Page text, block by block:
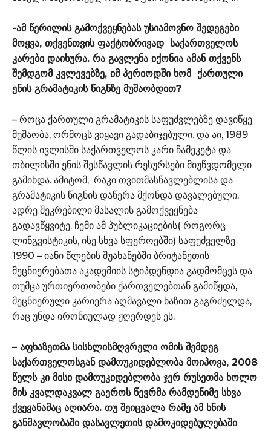
-ამ წერილის გამოქვეყნებას უსიამოვნო შედეგები
მოყვა, თქვენთვის ფაქტობრივად საქართველოს
კარები დაიხურა. რა გავლენა იქონია ამან თქვენს
შემდგომ კვლევებზე, იმ პერიოდში ხომ ქართული
ენის გრამატიკის წიგნზე მუშაობდით?
– როცა ქართული გრამატიკის საფუძვლებზე დავიწყე
მუშაობა, ორმოცს ვიყავი გადაბიჯებული. და აი, 1989
წლის ივლისში საქართველოს კარი ჩამეკეტა და
თბილისში ენის შესწავლის რესურსები მიუწვდომელი
გამიხდა. ამიტომ, რაკი თვითმასწავლებლისა და
გრამატიკის წიგნის დაწერა მქონდა დავალებული,
ადრე შეკრებილი მასალის გამოქვეყნება
გადავწყვიტე. ჩემი ამ პუბლიკაციების( როგორც
ლინგვისტიკის, ისე სხვა სფეროებში) საფუძველზე
1990 – იანი წლების შუახანებში ბრიტანეთის
მეცნიერებათა აკადემიის სტიპდენდია გადმომცეს და
თუმცა ურთიერთობები ქართველებთან გამიწყდა,
მეცნიერული კარიერა აღმავალი ხაზით გაგრძელდა,
რაც უნდა ირონიულად ჟღერდეს ეს.
– აფხაზეთმა სისხლისმღვრელი ომის შემდეგ
საქართველოსგან დამოუკიდებლობა მოიპოვა, 2008
წელს კი მისი დამოუკიდებლობა ჯერ რუსეთმა ხოლო
მის კვალდაკვალ გაეროს წევრმა რამდენიმე სხვა
ქვეყანამაც აღიარა. თუ შეიცვალა რამე ამ ხნის
განმავლობაში დასავლეთის დამოკიდებულებაში